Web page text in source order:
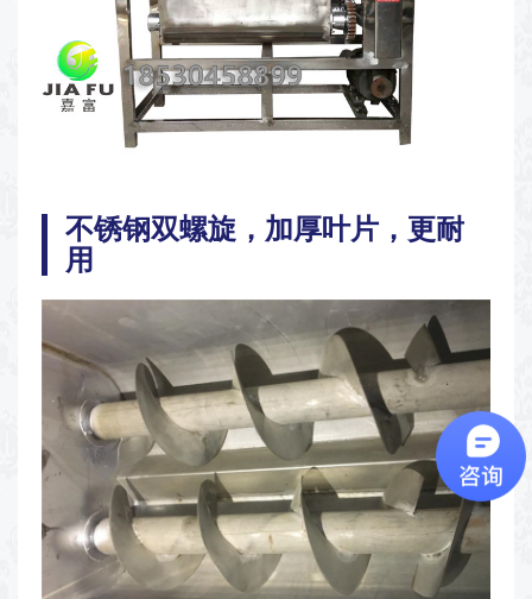
不锈钢双螺旋，加厚叶片，更耐
用